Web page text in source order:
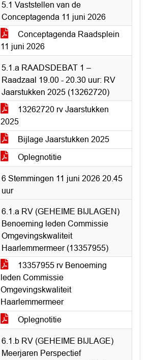
5.1 Vaststellen van de
Conceptagenda 11 juni 2026
Conceptagenda Raadsplein
11 juni 2026
5.1.a RAADSDEBAT 1 –
Raadzaal 19.00 - 20.30 uur: RV
Jaarstukken 2025 (13262720)
13262720 rv Jaarstukken
2025
Bijlage Jaarstukken 2025
Oplegnotitie
6 Stemmingen 11 juni 2026 20.45
uur
6.1.a RV (GEHEIME BIJLAGEN)
Benoeming leden Commissie
Omgevingskwaliteit
Haarlemmermeer (13357955)
13357955 rv Benoeming
leden Commissie
Omgevingskwaliteit
Haarlemmermeer
Oplegnotitie
6.1.b RV (GEHEIME BIJLAGE)
Meerjaren Perspectief